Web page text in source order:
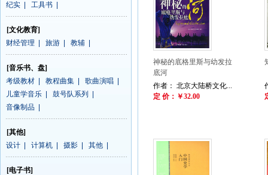
纪实
工具书
[文化教育]
财经管理
旅游 教辅
[音乐书、盘]
考级教材
教程曲集 歌曲演唱
儿童学音乐
鼓号队系列
音像制品
[其他]
设计
计算机 摄影 其他
[电子书]
神秘的底格里斯与幼发拉
底河
作者： 北京大陆桥文化...
定 价：￥32.00